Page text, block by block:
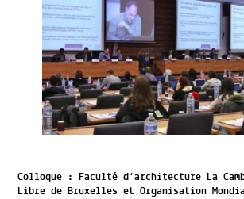
Colloque : Faculté d’architecture La
Libre de Bruxelles et Organisation